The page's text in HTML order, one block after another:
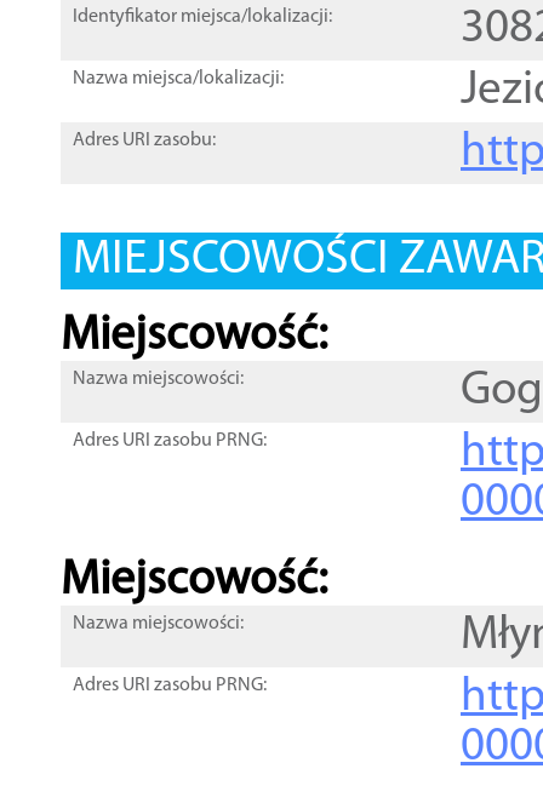
Identyfikator miejsca/lokalizacji:
Nazwa miejsca/lokalizacji:
Adres URI zasobu:
MIEJSCOWOŚCI
Miejscowość:
Nazwa miejscowości:
Adres URI zasobu PRNG:
Miejscowość:
Nazwa miejscowości:
Adres URI zasobu PRNG: